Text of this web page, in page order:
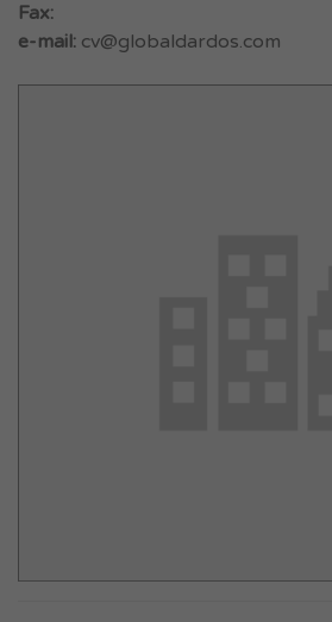
Fax:
e-mail: cv@globaldardos.com